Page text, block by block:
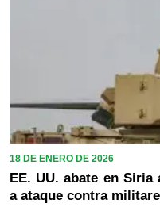
18 DE ENERO DE 2026
EE. UU. abate en
a ataque contra